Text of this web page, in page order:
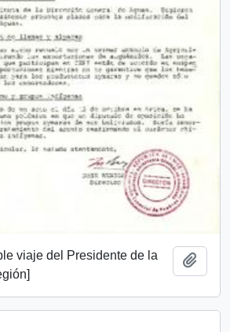
viaje del Presidente de la